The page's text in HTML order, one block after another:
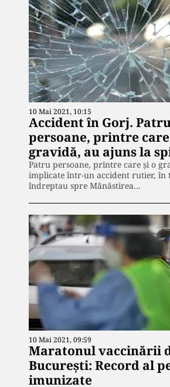
10 Mai 2021, 10:15
Accident în Gorj.
persoane, printre care
gravidă, au ajuns la
Patru persoane, printre care și o
implicate într-un accident rutier, în
îndreptau spre Mănăstirea…
10 Mai 2021, 09:59
Maratonul vaccinării
București: Record al
imunizate